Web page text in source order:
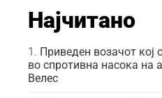
Најчитано
Приведен возачот
во спротивна насока на
Велес